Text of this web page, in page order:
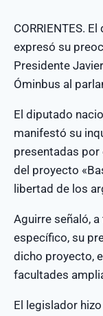
CORRIENTES.
expresó su
Presidente
Óminbus al
El diputado
manifestó su
presentadas por
del proyecto
libertad de los
Aguirre señaló,
específico, su
dicho proyecto,
facultades
El legislador